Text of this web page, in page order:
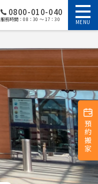
預約搬家
0800-010-040
服務時間：08：30 ～ 17：30 MENU